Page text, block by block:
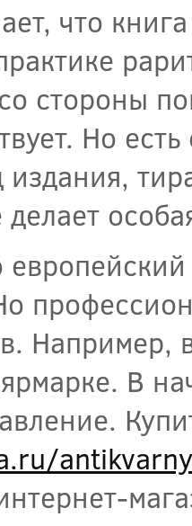
что
стороны
Но
издания,
Например,
В